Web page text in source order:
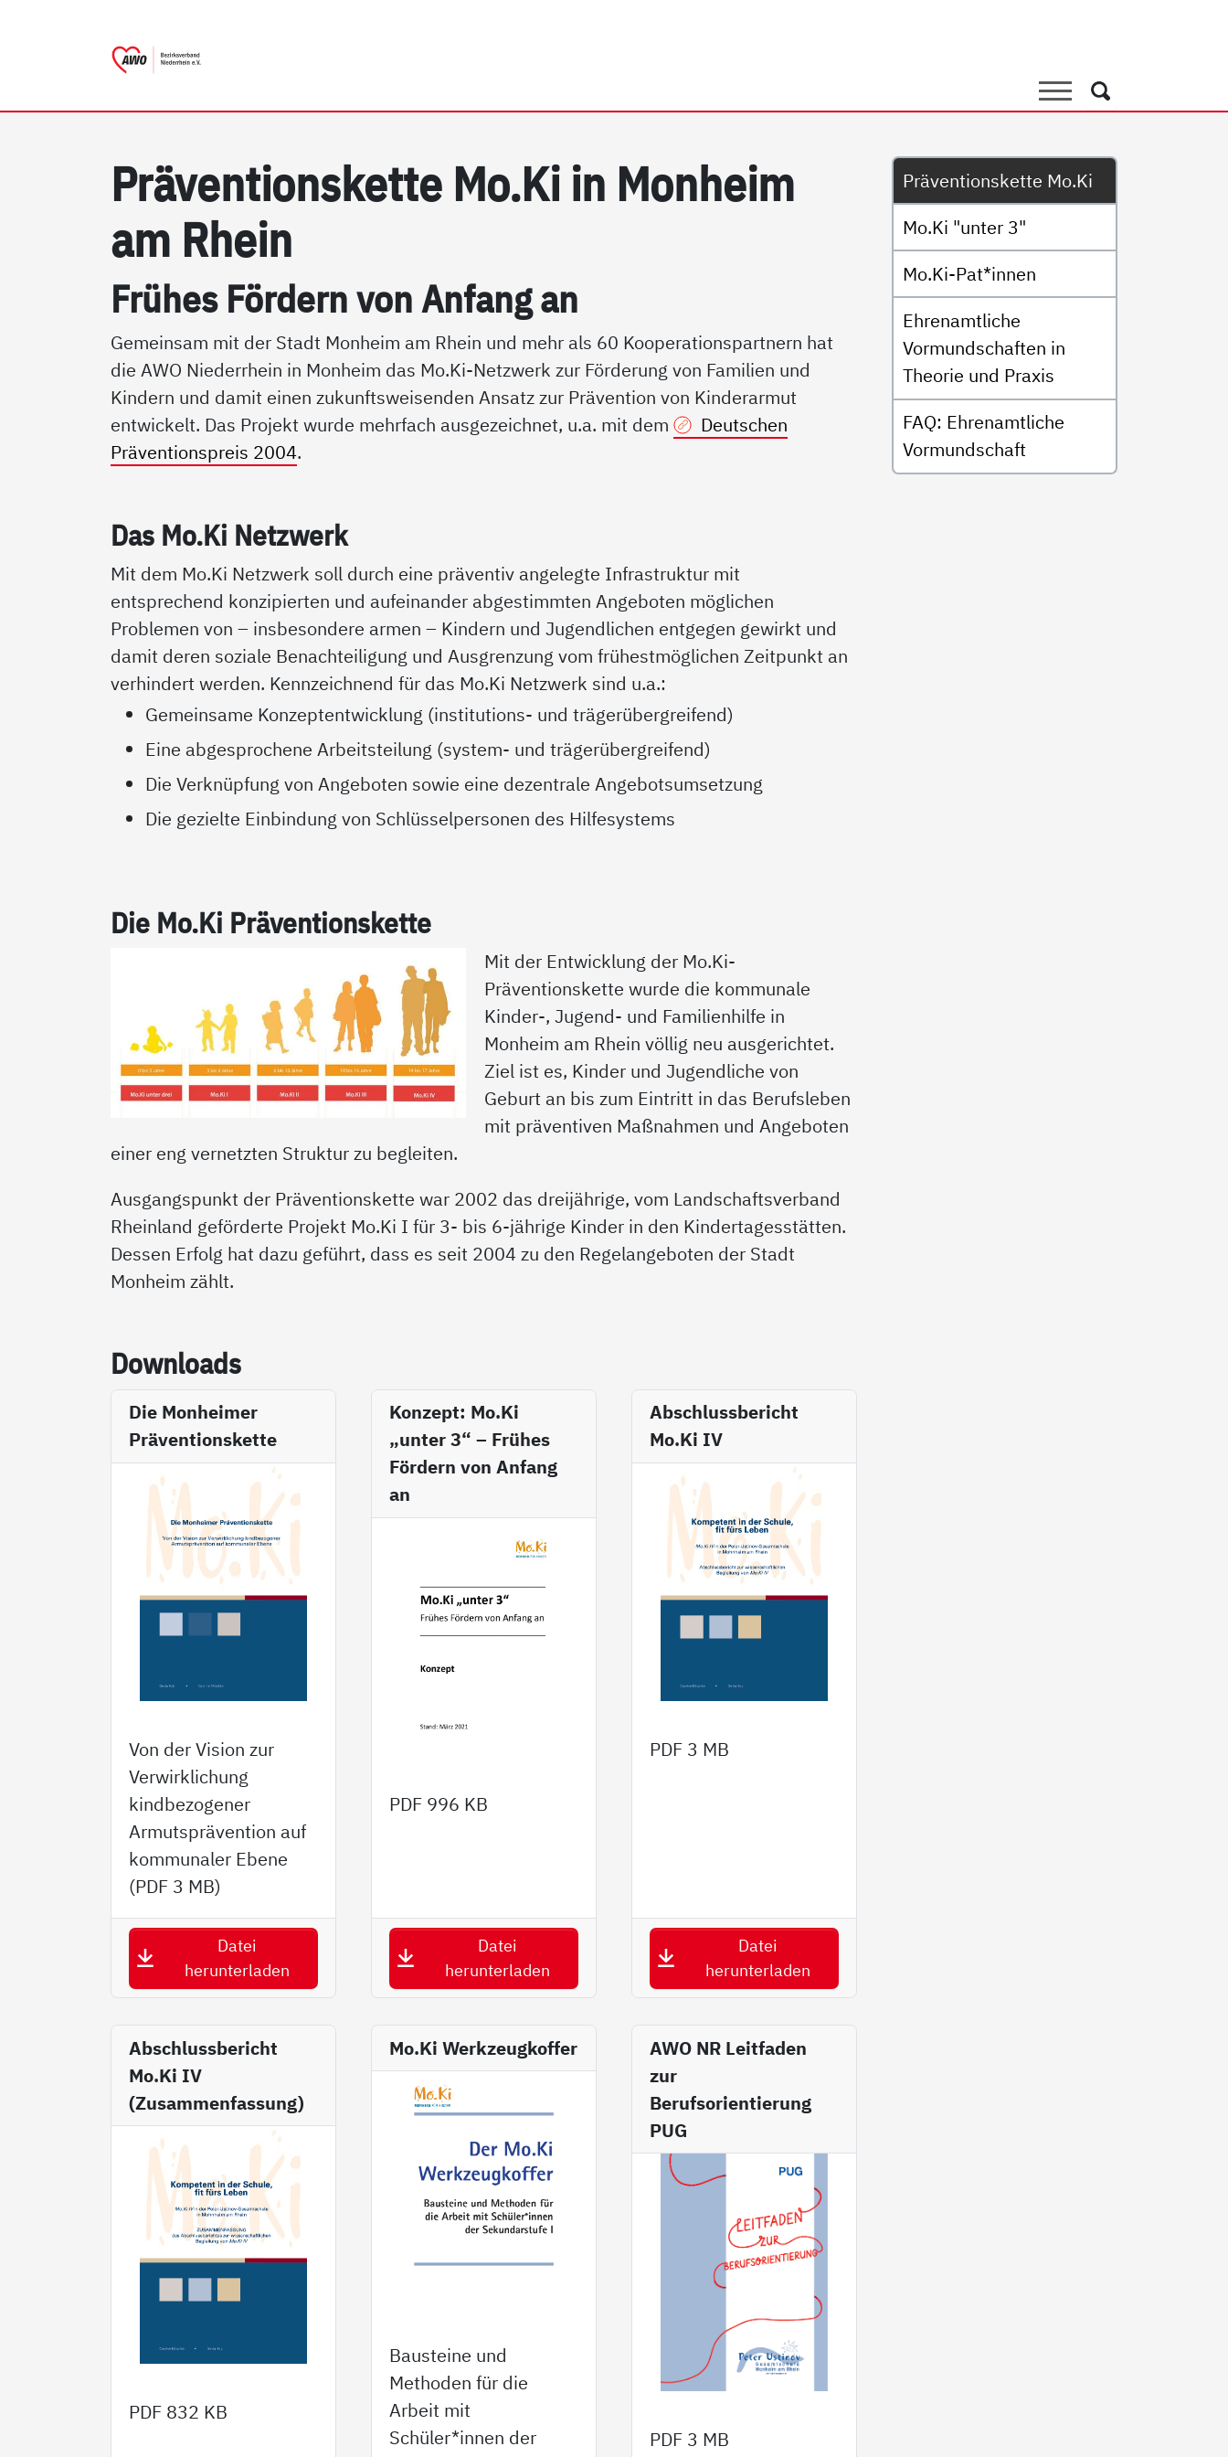
Suche
Suche
Präv­en­ti­ons­ket­te Mo.Ki in Mon­heim
am Rhein
Früh­es För­dern von An­fang an
Gemeinsam mit der Stadt Monheim am Rhein und mehr als 60 Kooperationspartnern hat
die AWO Niederrhein in Monheim das Mo.Ki-Netzwerk zur Förderung von Familien und
Kindern und damit einen zukunftsweisenden Ansatz zur Prävention von Kinderarmut
entwickelt. Das Projekt wurde mehrfach ausgezeichnet, u.a. mit dem
Deutschen
Präventionspreis 2004.
Das Mo.Ki Netz­werk
Mit dem Mo.Ki Netzwerk soll durch eine präventiv angelegte Infrastruktur mit
entsprechend konzipierten und aufeinander abgestimmten Angeboten möglichen
Problemen von – insbesondere armen – Kindern und Jugendlichen entgegen gewirkt und
damit deren soziale Benachteiligung und Ausgrenzung vom frühestmöglichen Zeitpunkt an
verhindert werden. Kennzeichnend für das Mo.Ki Netzwerk sind u.a.:
Gemeinsame Konzeptentwicklung (institutions- und trägerübergreifend)
Eine abgesprochene Arbeitsteilung (system- und trägerübergreifend)
Die Verknüpfung von Angeboten sowie eine dezentrale Angebotsumsetzung
Die gezielte Einbindung von Schlüsselpersonen des Hilfesystems
Die Mo.Ki Präv­en­ti­ons­ket­te
Mit der Entwicklung der Mo.Ki-
Präventionskette wurde die kommunale
Kinder-, Jugend- und Familienhilfe in
Monheim am Rhein völlig neu ausgerichtet.
Ziel ist es, Kinder und Jugendliche von
Geburt an bis zum Eintritt in das Berufsleben
mit präventiven Maßnahmen und Angeboten
einer eng vernetzten Struktur zu begleiten.
Ausgangspunkt der Präventionskette war 2002 das dreijährige, vom Landschaftsverband
Rheinland geförderte Projekt Mo.Ki I für 3- bis 6-jährige Kinder in den Kindertagesstätten.
Dessen Erfolg hat dazu geführt, dass es seit 2004 zu den Regelangeboten der Stadt
Monheim zählt.
Down­loads
Die Monheimer
Präventionskette
Von der Vision zur
Verwirklichung
kindbezogener
Armutsprävention auf
kommunaler Ebene
(PDF 3 MB)
Datei
herunterladen
Konzept: Mo.Ki
„unter 3“ – Frühes
Fördern von Anfang
an
PDF 996 KB
Datei
herunterladen
Abschlussbericht
Mo.Ki IV
PDF 3 MB
Datei
herunterladen
Abschlussbericht
Mo.Ki IV
(Zusammenfassung)
PDF 832 KB
Mo.Ki Werkzeugkoffer
Bausteine und
Methoden für die
Arbeit mit
Schüler*innen der
AWO NR Leitfaden
zur
Berufsorientierung
PUG
PDF 3 MB
Untermenü
Präventionskette Mo.Ki
Mo.Ki "unter 3"
Mo.Ki-Pat*innen
Ehrenamtliche
Vormundschaften in
Theorie und Praxis
FAQ: Ehrenamtliche
Vormundschaft